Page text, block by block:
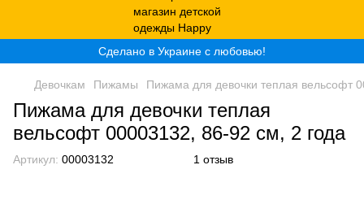
Сделано в Украине с любовью!
Девочкам Пижамы Пижама для девочки теплая вельсофт
Пижама для девочки теплая
вельсофт 00003132, 86-92 см, 2 года
Артикул: 00003132 1 отзыв